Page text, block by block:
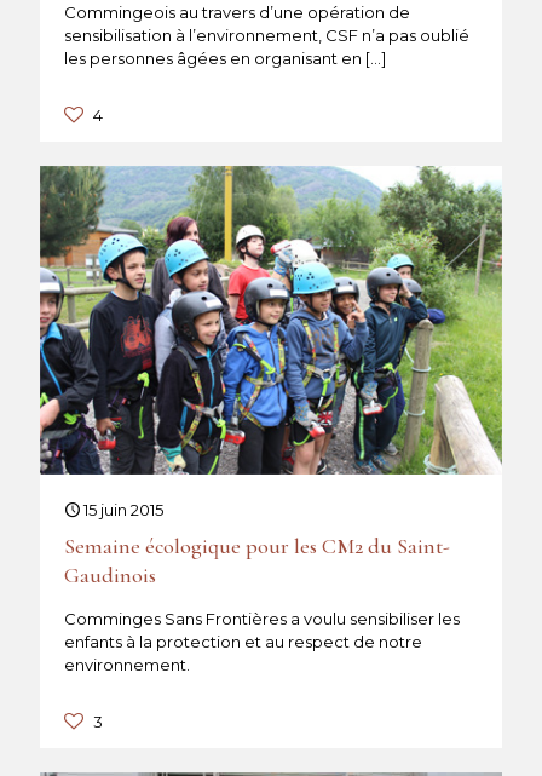
Commingeois au travers d’une opération de
sensibilisation à l’environnement, CSF n’a pas oublié
les personnes âgées en organisant en […]
4
15 juin 2015
Semaine écologique pour les CM2 du Saint-
Gaudinois
Comminges Sans Frontières a voulu sensibiliser les
enfants à la protection et au respect de notre
environnement.
3